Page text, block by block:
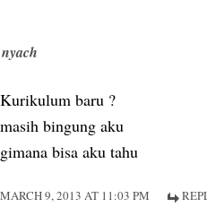
nyach
Kurikulum baru ?
masih bingung aku
gimana bisa aku tahu
MARCH 9, 2013 AT 11:03 PM